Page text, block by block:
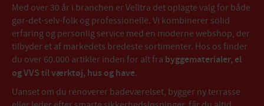
Med over 30 år i branchen er Velltra det oplagte valg for både
gør-det-selv-folk og professionelle. Vi kombinerer solid
erfaring og personlig service med en moderne webshop, der
tilbyder et af markedets bredeste sortimenter. Hos os finder
du over 60.000 artikler inden for alt fra byggematerialer, el
og VVS til værktøj, hus og have.
Uanset om du renoverer badeværelset, bygger ny terrasse